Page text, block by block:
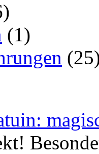
(1)